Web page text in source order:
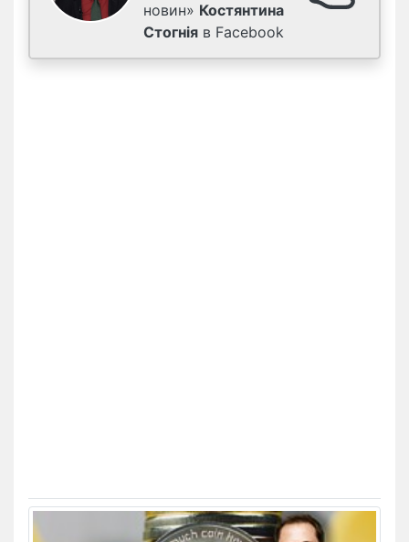
новин» Костянтина
Стогнія в Facebook